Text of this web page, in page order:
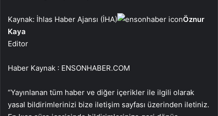
Kaynak: İhlas Haber Ajansı (İHA)
Öznur
Kaya
Editor
Haber Kaynak : ENSONHABER.COM
“Yayınlanan tüm haber ve diğer içerikler ile ilgili olarak
yasal bildirimlerinizi bize iletişim sayfası üzerinden iletiniz.